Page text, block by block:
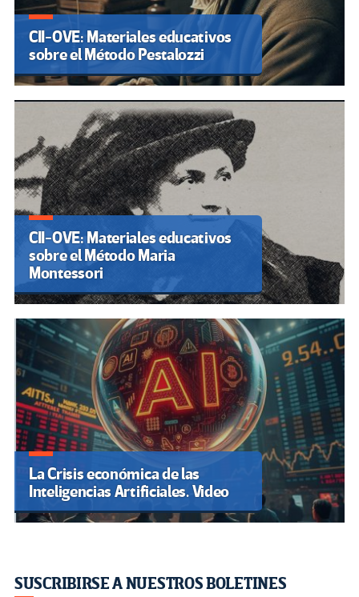
CII-OVE: Materiales educativos
sobre el Método Pestalozzi
CII-OVE: Materiales educativos
sobre el Método Maria
Montessori
La Crisis económica de las
Inteligencias Artificiales. Video
SUSCRIBIRSE A NUESTROS BOLETINES